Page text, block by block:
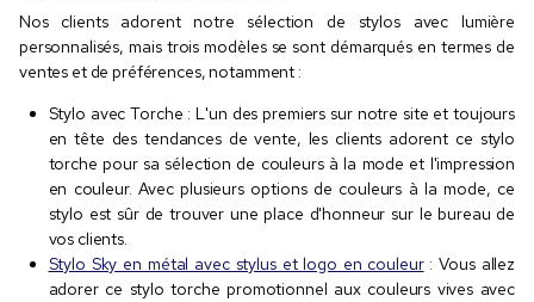
Nos clients adorent notre sélection de stylos avec lumière
personnalisés, mais trois modèles se sont démarqués en termes de
ventes et de préférences, notamment :
Stylo avec Torche : L'un des premiers sur notre site et toujours
en tête des tendances de vente, les clients adorent ce stylo
torche pour sa sélection de couleurs à la mode et l'impression
en couleur. Avec plusieurs options de couleurs à la mode, ce
stylo est sûr de trouver une place d'honneur sur le bureau de
vos clients.
Stylo Sky en métal avec stylus et logo en couleur: Vous allez
adorer ce stylo torche promotionnel aux couleurs vives avec